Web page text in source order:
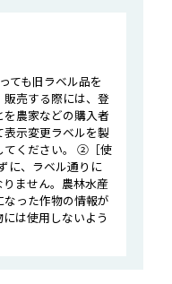
ても旧ラベル品を
売する際には、登
農家などの購入者
表示変更ラベルを製
てください。 ②［使
に、ラベル通りに
ません。農林水産
った作物の情報が
は使用しないよう